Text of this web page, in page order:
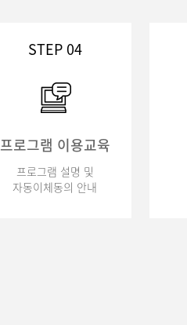
STEP 04
프로그램 이용교육
프로그램 설명 및
자동이체동의 안내